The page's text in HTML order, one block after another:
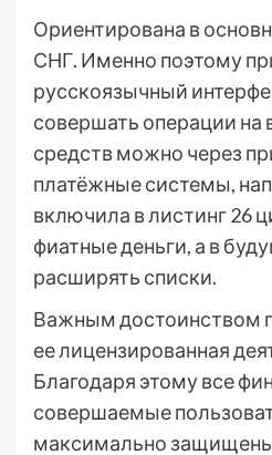
Ориентирована в
СНГ. Именно поэтому
русскоязычный
совершать операции на
средств можно через
платёжные системы,
включила в листинг 26
фиатные деньги, а в
расширять списки.
Важным достоинством
ее лицензированная
Благодаря этому все
совершаемые
максимально